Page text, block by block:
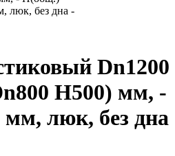
Dn1200
H500) мм, -
люк, без дна